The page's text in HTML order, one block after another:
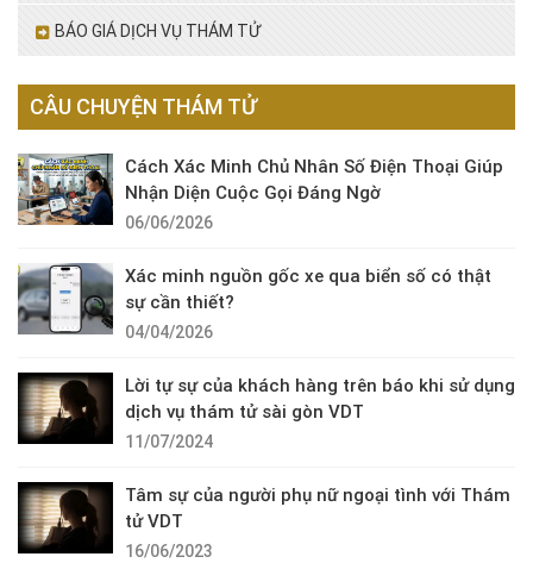
BÁO GIÁ DỊCH VỤ THÁM TỬ
CÂU CHUYỆN THÁM TỬ
Cách Xác Minh Chủ Nhân Số Điện Thoại Giúp
Nhận Diện Cuộc Gọi Đáng Ngờ
06/06/2026
Xác minh nguồn gốc xe qua biển số có thật
sự cần thiết?
04/04/2026
Lời tự sự của khách hàng trên báo khi sử dụng
dịch vụ thám tử sài gòn VDT
11/07/2024
Tâm sự của người phụ nữ ngoại tình với Thám
tử VDT
16/06/2023